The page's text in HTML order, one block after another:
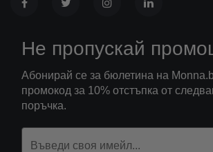
Не пропускай
Абонирай се за бюлетина на
промокод за 10% отстъпка от
поръчка.